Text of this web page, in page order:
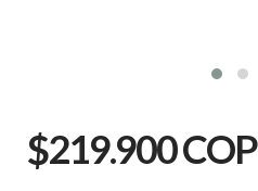
$219.900 COP